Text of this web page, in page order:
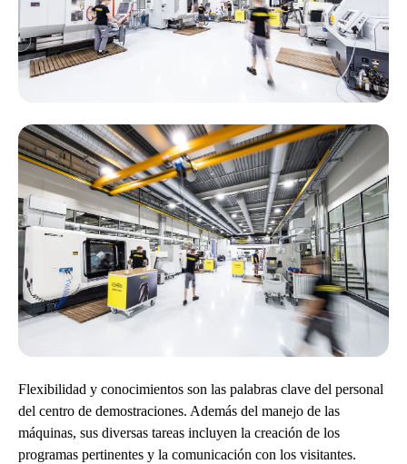
Flexibilidad y conocimientos son las palabras clave del personal
del centro de demostraciones. Además del manejo de las
máquinas, sus diversas tareas incluyen la creación de los
programas pertinentes y la comunicación con los visitantes.